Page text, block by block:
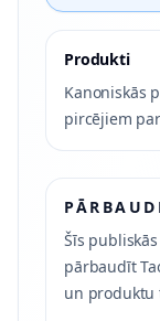
Produkti
Kanoniskās
pircējiem
Šīs
pārbaudīt
un produktu